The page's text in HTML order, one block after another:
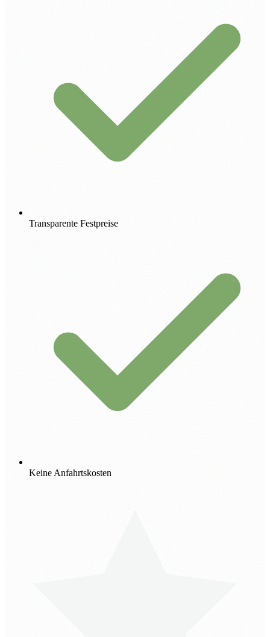
Transparente Festpreise
Keine Anfahrtskosten